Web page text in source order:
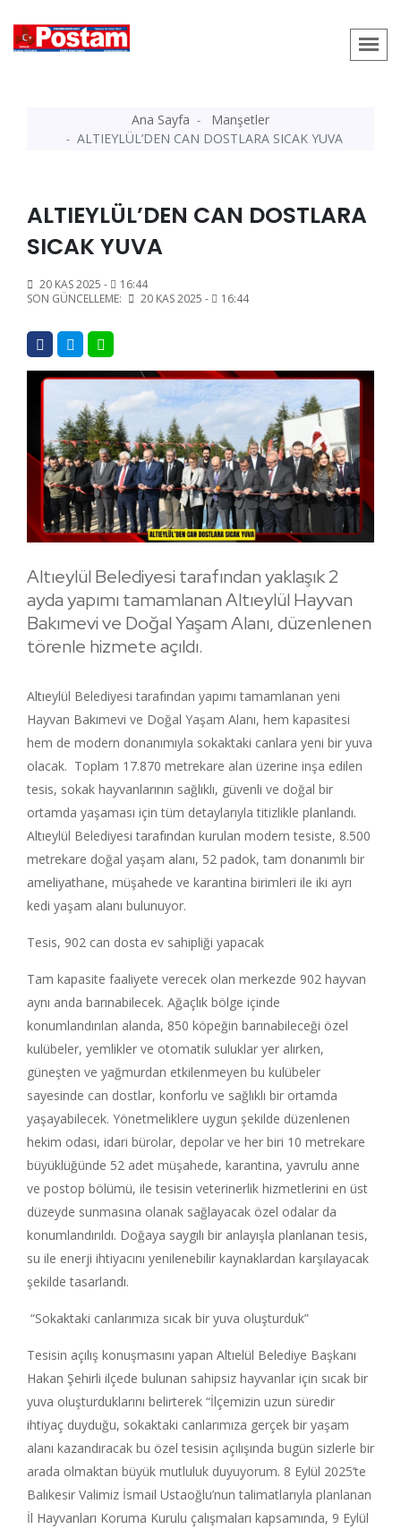
Ana Sayfa
Manşetler
ALTIEYLÜL’DEN CAN DOSTLARA SICAK YUVA
ALTIEYLÜL’DEN CAN DOSTLARA
SICAK YUVA
20 KAS 2025 -
16:44
SON GÜNCELLEME:
20 KAS 2025 - 16:44
Altıeylül Belediyesi tarafından yaklaşık 2
ayda yapımı tamamlanan Altıeylül Hayvan
Bakımevi ve Doğal Yaşam Alanı, düzenlenen
törenle hizmete açıldı.
Altıeylül Belediyesi tarafından yapımı tamamlanan yeni
Hayvan Bakımevi ve Doğal Yaşam Alanı, hem kapasitesi
hem de modern donanımıyla sokaktaki canlara yeni bir yuva
olacak. Toplam 17.870 metrekare alan üzerine inşa edilen
tesis, sokak hayvanlarının sağlıklı, güvenli ve doğal bir
ortamda yaşaması için tüm detaylarıyla titizlikle planlandı.
Altıeylül Belediyesi tarafından kurulan modern tesiste, 8.500
metrekare doğal yaşam alanı, 52 padok, tam donanımlı bir
ameliyathane, müşahede ve karantina birimleri ile iki ayrı
kedi yaşam alanı bulunuyor.
Tesis, 902 can dosta ev sahipliği yapacak
Tam kapasite faaliyete verecek olan merkezde 902 hayvan
aynı anda barınabilecek. Ağaçlık bölge içinde
konumlandırılan alanda, 850 köpeğin barınabileceği özel
kulübeler, yemlikler ve otomatik suluklar yer alırken,
güneşten ve yağmurdan etkilenmeyen bu kulübeler
sayesinde can dostlar, konforlu ve sağlıklı bir ortamda
yaşayabilecek. Yönetmeliklere uygun şekilde düzenlenen
hekim odası, idari bürolar, depolar ve her biri 10 metrekare
büyüklüğünde 52 adet müşahede, karantina, yavrulu anne
ve postop bölümü, ile tesisin veterinerlik hizmetlerini en üst
düzeyde sunmasına olanak sağlayacak özel odalar da
konumlandırıldı. Doğaya saygılı bir anlayışla planlanan tesis,
su ile enerji ihtiyacını yenilenebilir kaynaklardan karşılayacak
şekilde tasarlandı.
“Sokaktaki canlarımıza sıcak bir yuva oluşturduk”
Tesisin açılış konuşmasını yapan Altıelül Belediye Başkanı
Hakan Şehirli ilçede bulunan sahipsiz hayvanlar için sıcak bir
yuva oluşturduklarını belirterek “İlçemizin uzun süredir
ihtiyaç duyduğu, sokaktaki canlarımıza gerçek bir yaşam
alanı kazandıracak bu özel tesisin açılışında bugün sizlerle bir
arada olmaktan büyük mutluluk duyuyorum. 8 Eylül 2025’te
Balıkesir Valimiz İsmail Ustaoğlu’nun talimatlarıyla planlanan
İl Hayvanları Koruma Kurulu çalışmaları kapsamında, 9 Eylül